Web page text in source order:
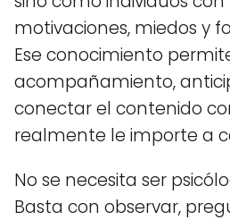
motivaciones, miedos y
Ese conocimiento
acompañamiento,
conectar el contenido
realmente le importe a
No se necesita ser
Basta con observar,